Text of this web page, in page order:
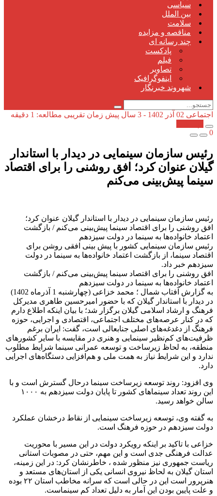
سیاسی
بین الملل
سلامت
مناقصه و مزایده
چند رسانه ای
پادکست
فیلم
تصاویر
اینفوگرافیک
شهروند خبرنگار
اجتماعی 02 آذر 1402 - 3 سال پیش
زمان تقریبی مطالعه: 1 دقیقه
0
رئیس سازمان سینمایی در دیدار با استاندار
گیلان عنوان کرد؛ افق روشنی را برای اقتصاد
سینما پیش‌بینی می‌کنم
رئیس سازمان سینمایی در دیدار با استاندار گیلان عنوان کرد؛
افق روشنی را برای اقتصاد سینما پیش‌بینی می‌کنم / بازگشت
اعتماد خانواده‌ها به سینما در دولت سیزدهم
رئیس سازمان سینمایی کشور با پیش بینی افقی روشن برای
اقتصاد سینما، از بازگشت اعتماد خانواده‌ها به سینما در دولت
سیزدهم خبر داد.
افق روشنی را برای اقتصاد سینما پیش‌بینی می‌کنم / بازگشت
اعتماد خانواده‌ها به سینما در دولت سیزدهم
به گزارش آفتاب شمال ؛ محمد خزاعی (چهارشنبه 1 آذرماه 1402)
در دیدار با استاندار گیلان که با حضور امیرحسین طاهری مدیرکل
فرهنگ و ارشاد اسلامی گیلان برگزار شد؛ با بیان اینکه اطلاع دارم
که در کنار عرصه‌های مختلف اجتماعی، اقتصادی و اجرایی، حوزه
فرهنگ از دغدغه‌های اصلی جنابعالی است، گفت: ایران برغم
ظرفیت‌های کم‌نظیر سینمایی و هنری در مقایسه با سایر کشورهای
منطقه، به لحاظ زیرساخت و توسعه عمرانی سینما شرایط مطلوب
ندارد و این شرایط نیاز به همت ملی و هم‌افزایی دستگاه‌های اجرایی
دارد.
وی افزود: روند توسعه زیرساخت سینما درحال گسترش است و با
این روند تعداد سینماهای کشور تا پایان دولت سیزدهم به ۱۰۰۰
سالن خواهد رسید.
به گفته وی، توسعه زیرساخت سینمایی از نقاط درخشان عملکرد
دولت سیزدهم در حوزه فرهنگ است.
خزاعی با تاکید بر اینکه رویکرد دولت در این‌ مسیر با محوریت
عدالت فرهنگی جدی است و این‌ مهم، حتی در مصوبات استانی
ریاست جمهوری نیز منظور شده ، خاطرنشان کرد: در این زمینه،‌
استان گیلان به لحاظ نیروی انسانی یکی از استان‌های مستعد و
هنرپرور است این در حالی است که سرانه مخاطب استان ۲۲ بوده
و علت پایین بودن این آمار به دلیل تعداد کم سینماست.